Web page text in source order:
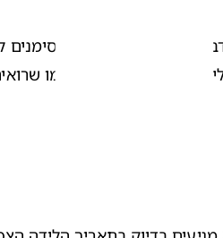
להיות אחד מהסימנים